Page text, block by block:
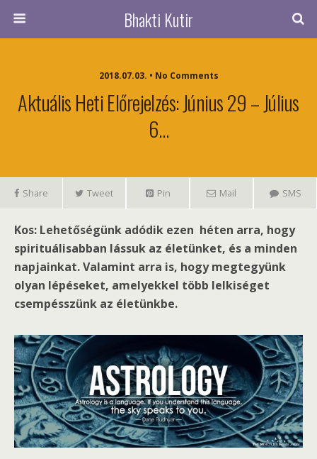
Bhakti Kutir
2018.07.03. • No Comments
Aktuális Heti Előrejelzés: Június 29 – Július
6…
Share Tweet Pin Mail SMS
Kos: Lehetőségünk adódik ezen héten arra, hogy
spirituálisabban lássuk az életünket, és a minden
napjainkat. Valamint arra is, hogy megtegyünk
olyan lépéseket, amelyekkel több lelkiséget
csempésszünk az életünkbe.